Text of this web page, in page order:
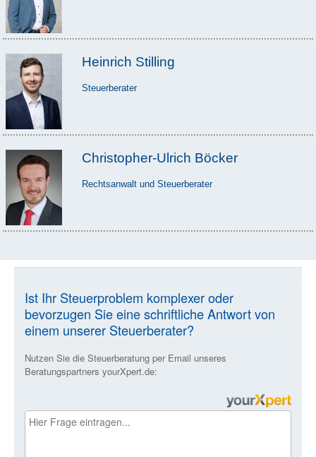
Heinrich Stilling
Steuerberater
Christopher-Ulrich Böcker
Rechtsanwalt und Steuerberater